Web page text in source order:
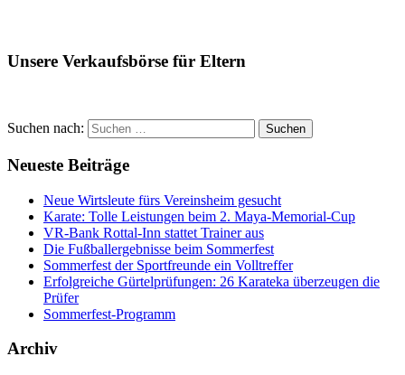
Unsere Verkaufsbörse für Eltern
Suchen nach: Suchen
Neueste Beiträge
Neue Wirtsleute fürs Vereinsheim gesucht
Karate: Tolle Leistungen beim 2. Maya-Memorial-Cup
VR-Bank Rottal-Inn stattet Trainer aus
Die Fußballergebnisse beim Sommerfest
Sommerfest der Sportfreunde ein Volltreffer
Erfolgreiche Gürtelprüfungen: 26 Karateka überzeugen die
Prüfer
Sommerfest-Programm
Archiv